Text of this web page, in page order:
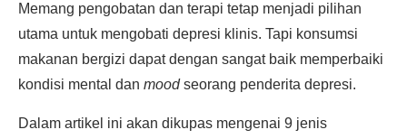
Memang pengobatan dan terapi tetap menjadi pilihan
utama untuk mengobati depresi klinis. Tapi konsumsi
makanan bergizi dapat dengan sangat baik memperbaiki
kondisi mental dan moodseorang penderita depresi.
Dalam artikel ini akan dikupas mengenai 9 jenis